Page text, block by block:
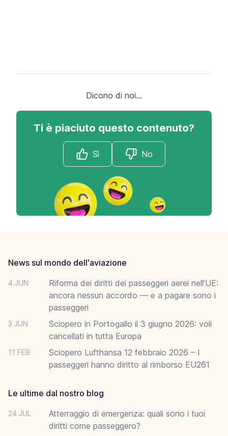
Dicono di noi...
Ti è piaciuto questo contenuto?
Sì No
News sul mondo dell'aviazione
4 JUN
Riforma dei diritti dei passeggeri aerei nell’UE:
ancora nessun accordo — e a pagare sono i
passeggeri
3 JUN
Sciopero in Portogallo il 3 giugno 2026: voli
cancellati in tutta Europa
11 FEB
Sciopero Lufthansa 12 febbraio 2026 – I
passeggeri hanno diritto al rimborso EU261
Le ultime dal nostro blog
24 JUL
Atterraggio di emergenza: quali sono i tuoi
diritti come passeggero?